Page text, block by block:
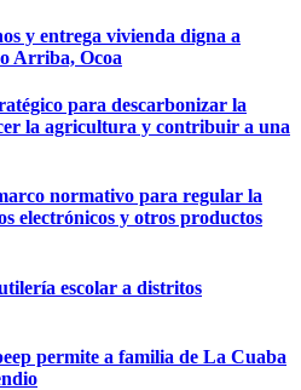
y entrega vivienda digna a
Arriba, Ocoa
para descarbonizar la
la agricultura y contribuir a una
normativo para regular la
electrónicos y otros productos
escolar a distritos
permite a familia de La Cuaba